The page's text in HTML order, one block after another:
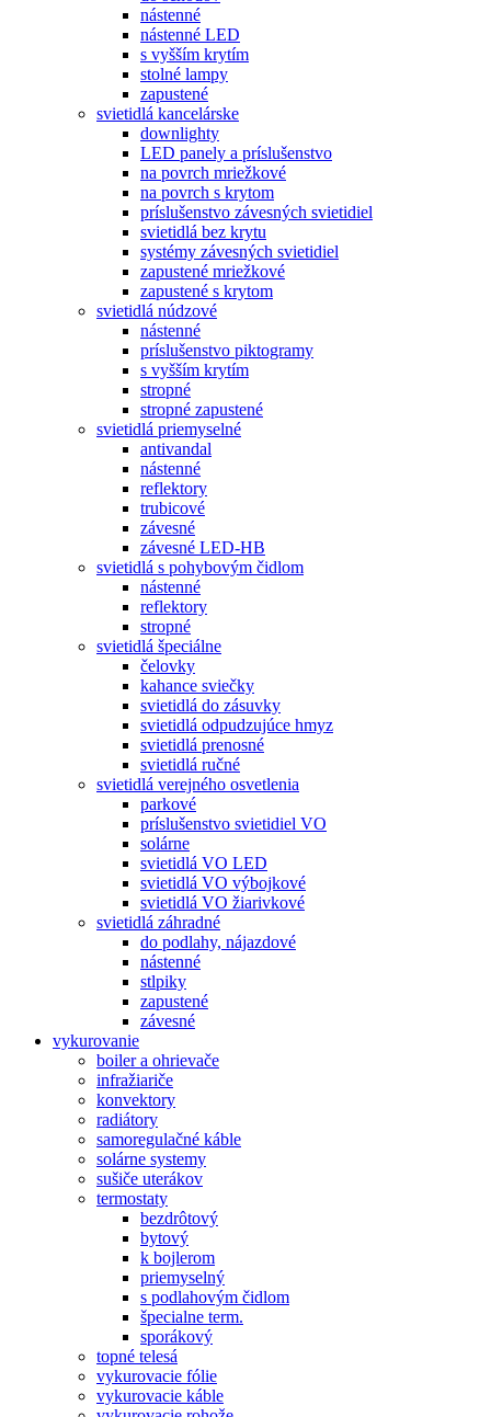
nástenné
nástenné LED
s vyšším krytím
stolné lampy
zapustené
svietidlá kancelárske
downlighty
LED panely a príslušenstvo
na povrch mriežkové
na povrch s krytom
príslušenstvo závesných svietidiel
svietidlá bez krytu
systémy závesných svietidiel
zapustené mriežkové
zapustené s krytom
svietidlá núdzové
nástenné
príslušenstvo piktogramy
s vyšším krytím
stropné
stropné zapustené
svietidlá priemyselné
antivandal
nástenné
reflektory
trubicové
závesné
závesné LED-HB
svietidlá s pohybovým čidlom
nástenné
reflektory
stropné
svietidlá špeciálne
čelovky
kahance sviečky
svietidlá do zásuvky
svietidlá odpudzujúce hmyz
svietidlá prenosné
svietidlá ručné
svietidlá verejného osvetlenia
parkové
príslušenstvo svietidiel VO
solárne
svietidlá VO LED
svietidlá VO výbojkové
svietidlá VO žiarivkové
svietidlá záhradné
do podlahy, nájazdové
nástenné
stlpiky
zapustené
závesné
vykurovanie
boiler a ohrievače
infražiariče
konvektory
radiátory
samoregulačné káble
solárne systemy
sušiče uterákov
termostaty
bezdrôtový
bytový
k bojlerom
priemyselný
s podlahovým čidlom
špecialne term.
sporákový
topné telesá
vykurovacie fólie
vykurovacie káble